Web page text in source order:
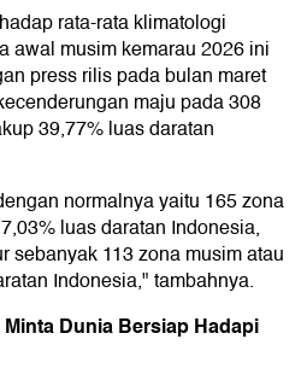
rata-rata klimatologi
awal musim kemarau 2026 ini
press rilis pada bulan maret
maju pada 308
39,77% luas daratan
normalnya yaitu 165 zona
luas daratan Indonesia,
sebanyak 113 zona musim atau
Indonesia," tambahnya.
Dunia Bersiap Hadapi